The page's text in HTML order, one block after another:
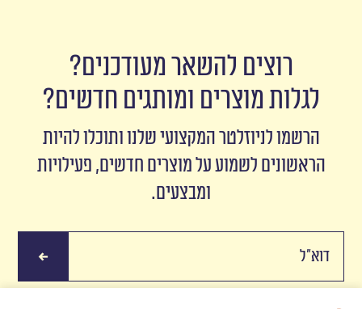
רוצים להשאר מעודכנים?
לגלות מוצרים ומותגים חדשים?
הרשמו לניוזלטר המקצועי שלנו ותוכלו להיות
הראשונים לשמוע על מוצרים חדשים, פעילויות
ומבצעים.